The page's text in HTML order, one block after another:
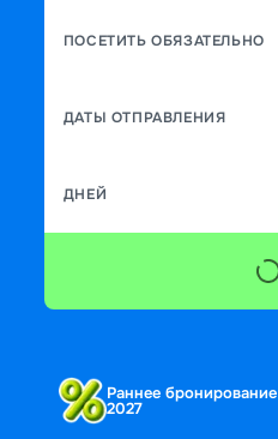
ПОСЕТИТЬ ОБЯЗАТЕЛЬНО
ДАТЫ ОТПРАВЛЕНИЯ
ДНЕЙ
Раннее бронирование
2027